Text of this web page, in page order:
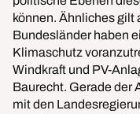
können. Ähnliches gilt
Bundesländer haben
Klimaschutz
Windkraft und PV-
Baurecht. Gerade der
mit den